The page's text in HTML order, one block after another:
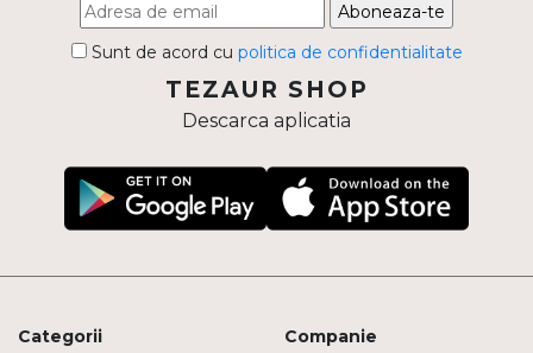
Aboneaza-te
Sunt de acord cu politica de confidentialitate
TEZAUR SHOP
Descarca aplicatia
Categorii Companie